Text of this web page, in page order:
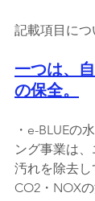
記載項目につ
一つは、
の保全。
・e-BLUEの
ング事業は
汚れを除去し
CO2・NOX